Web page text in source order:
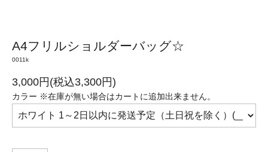
A4フリルショルダーバッグ☆
0011k
3,000円(税込3,300円)
カラー ※在庫が無い場合はカートに追加出来ません。